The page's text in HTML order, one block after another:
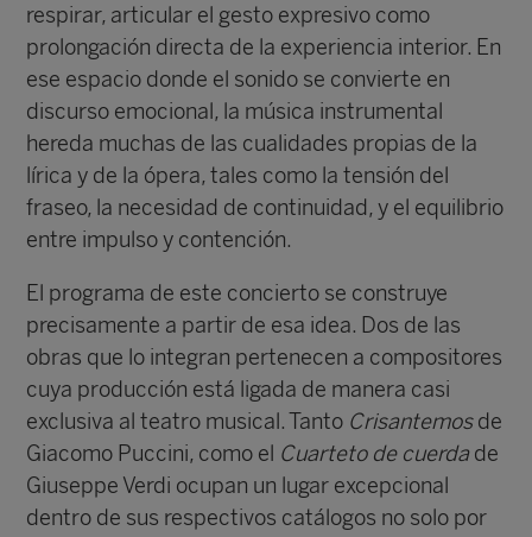
respirar, articular el gesto expresivo como
prolongación directa de la experiencia interior. En
ese espacio donde el sonido se convierte en
discurso emocional, la música instrumental
hereda muchas de las cualidades propias de la
lírica y de la ópera, tales como la tensión del
fraseo, la necesidad de continuidad, y el equilibrio
entre impulso y contención.
El programa de este concierto se construye
precisamente a partir de esa idea. Dos de las
obras que lo integran pertenecen a compositores
cuya producción está ligada de manera casi
exclusiva al teatro musical. Tanto Crisantemosde
Giacomo Puccini, como el Cuarteto de cuerdade
Giuseppe Verdi ocupan un lugar excepcional
dentro de sus respectivos catálogos no solo por